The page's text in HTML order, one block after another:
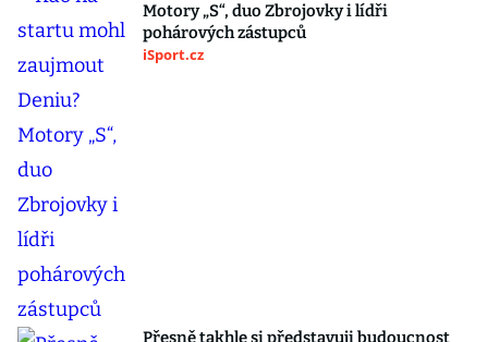
Motory „S“, duo Zbrojovky i lídři
pohárových zástupců
iSport.cz
Přesně takhle si představuji budoucnost